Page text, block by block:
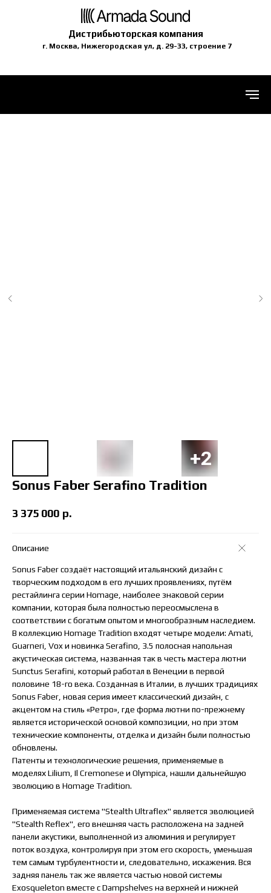
Дистрибьюторская компания
г. Москва, Нижегородская ул, д. 29-33, строение 7
Sonus Faber Serafino Tradition
3 375 000 р.
Описание
Sonus Faber создаёт настоящий итальянский дизайн с
творческим подходом в его лучших проявлениях, путём
рестайлинга серии Homage, наиболее знаковой серии
компании, которая была полностью переосмыслена в
соответствии с богатым опытом и многообразным наследием.
В коллекцию Homage Tradition входят четыре модели: Amati,
Guarneri, Vox и новинка Serafino, 3.5 полосная напольная
акустическая система, названная так в честь мастера лютни
Sunctus Serafini, который работал в Венеции в первой
половине 18-го века. Созданная в Италии, в лучших традициях
Sonus Faber, новая серия имеет классический дизайн, с
акцентом на стиль «Ретро», где форма лютни по-прежнему
является исторической основой композиции, но при этом
технические компоненты, отделка и дизайн были полностью
обновлены.
Патенты и технологические решения, применяемые в
моделях Lilium, Il Cremonese и Olympica, нашли дальнейшую
эволюцию в Homage Tradition.
Применяемая система "Stealth Ultraflex" является эволюцией
"Stealth Reflex", его внешняя часть расположена на задней
панели акустики, выполненной из алюминия и регулирует
поток воздуха, контролируя при этом его скорость, уменьшая
тем самым турбулентности и, следовательно, искажения. Вся
задняя панель так же является частью новой системы
Exosqueleton вместе с Dampshelves на верхней и нижней